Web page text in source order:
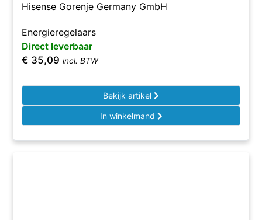
Hisense Gorenje Germany GmbH
Energieregelaars
Direct leverbaar
€ 35,09 incl. BTW
Bekijk artikel
In winkelmand